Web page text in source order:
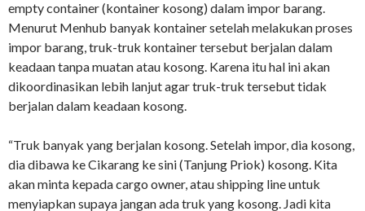
empty container (kontainer kosong) dalam impor barang.
Menurut Menhub banyak kontainer setelah melakukan proses
impor barang, truk-truk kontainer tersebut berjalan dalam
keadaan tanpa muatan atau kosong. Karena itu hal ini akan
dikoordinasikan lebih lanjut agar truk-truk tersebut tidak
berjalan dalam keadaan kosong.
“Truk banyak yang berjalan kosong. Setelah impor, dia kosong,
dia dibawa ke Cikarang ke sini (Tanjung Priok) kosong. Kita
akan minta kepada cargo owner, atau shipping line untuk
menyiapkan supaya jangan ada truk yang kosong. Jadi kita